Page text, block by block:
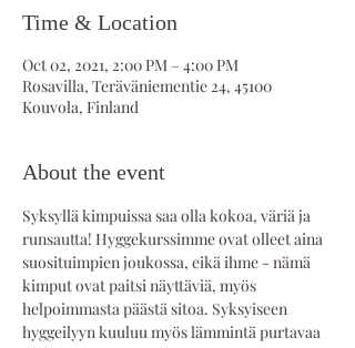
Time & Location
Oct 02, 2021, 2:00 PM – 4:00 PM
Rosavilla, Teräväniementie 24, 45100
Kouvola, Finland
About the event
Syksyllä kimpuissa saa olla kokoa, väriä ja
runsautta! Hyggekurssimme ovat olleet aina
suosituimpien joukossa, eikä ihme - nämä
kimput ovat paitsi näyttäviä, myös
helpoimmasta päästä sitoa. Syksyiseen
hyggeilyyn kuuluu myös lämmintä purtavaa